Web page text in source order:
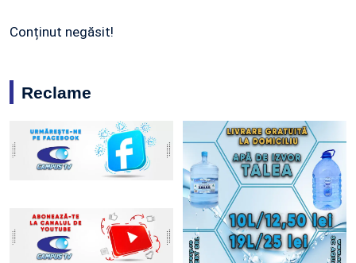
Conținut negăsit!
Reclame